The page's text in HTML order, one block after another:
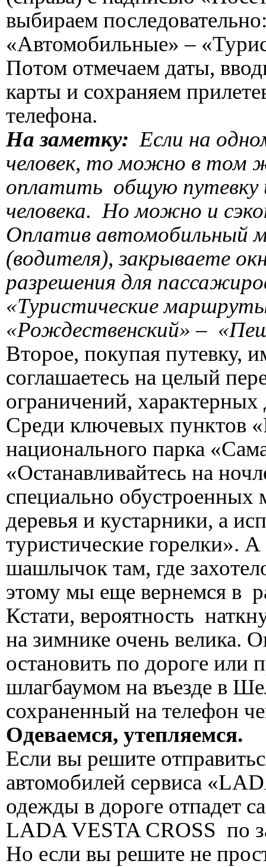
выбираем
«Автомобильные» –
Потом отмечаем даты,
карты и сохраняем
телефона.
На заметку: Если на
человек, то можно в том
оплатить общую путевку
человека. Но можно и
Оплатив автомобильный
(водителя), закрываете
разрешения для
«Туристические
«Рождественский» –
Второе, покупая путевку,
соглашаетесь на целый
ограничений,
Среди ключевых пунктов
национального парка
«Останавливайтесь на
специально обустроенных
деревья и кустарники, а
туристические горелки».
шашлычок там, где
этому мы еще вернемся в
Кстати, вероятность
на зимнике очень велика.
остановить по дороге или
шлагбаумом на въезде в
сохраненный на телефон
Одеваемся, утепляемся.
Если вы решите
автомобилей сервиса
одежды в дороге отпадет
LADA VESTA CROSS по
Но если вы решите не